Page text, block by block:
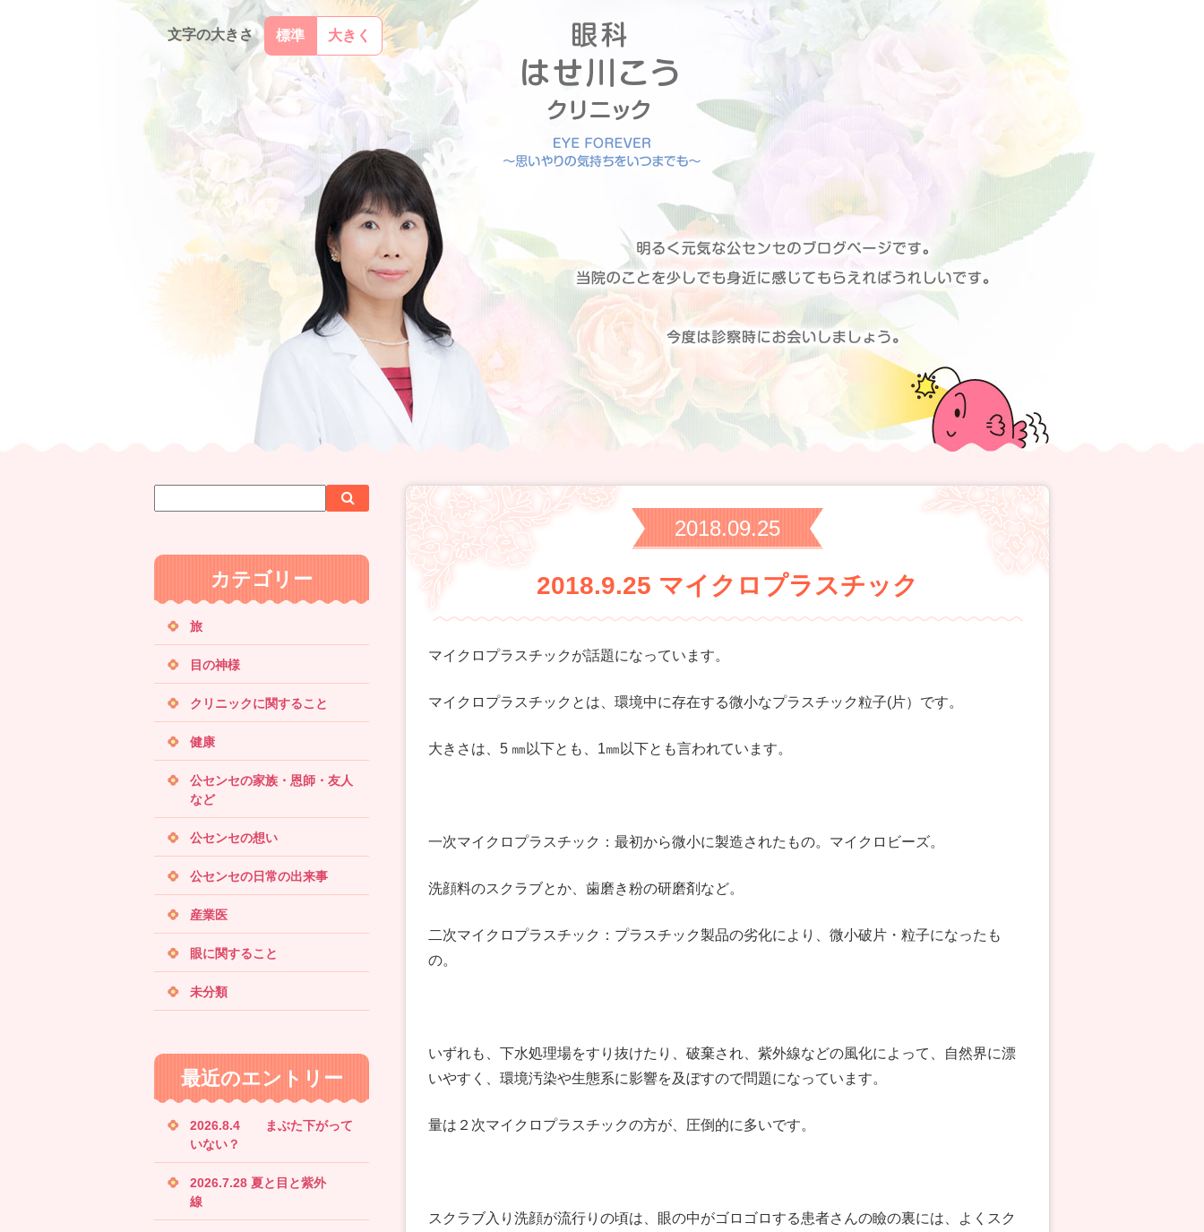
文字の大きさ 標準 大きく
2018.09.25
2018.9.25 マイクロプラスチック
マイクロプラスチックが話題になっています。
マイクロプラスチックとは、環境中に存在する微小なプラスチック粒子(片）です。
大きさは、5 ㎜以下とも、1㎜以下とも言われています。
一次マイクロプラスチック：最初から微小に製造されたもの。マイクロビーズ。
洗顔料のスクラブとか、歯磨き粉の研磨剤など。
二次マイクロプラスチック：プラスチック製品の劣化により、微小破片・粒子になったも
の。
いずれも、下水処理場をすり抜けたり、破棄され、紫外線などの風化によって、自然界に漂
いやすく、環境汚染や生態系に影響を及ぼすので問題になっています。
量は２次マイクロプラスチックの方が、圧倒的に多いです。
スクラブ入り洗顔が流行りの頃は、眼の中がゴロゴロする患者さんの瞼の裏には、よくスク
イ
内
索
索
カテゴリー
旅
目の神様
クリニックに関すること
健康
公センセの家族・恩師・友人
など
公センセの想い
公センセの日常の出来事
産業医
眼に関すること
未分類
最近のエントリー
2026.8.4 まぶた下がって
いない？
2026.7.28 夏と目と紫外
線